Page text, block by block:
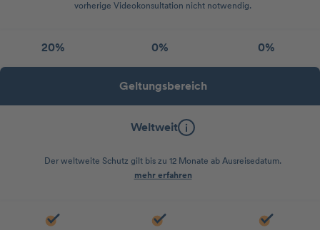
vorherige Videokonsultation nicht notwendig.
20% 0% 0%
Geltungsbereich
Weltweit
Der weltweite Schutz gilt bis zu 12 Monate ab Ausreisedatum.
mehr erfahren